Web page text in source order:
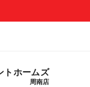
トホームズ
周南店